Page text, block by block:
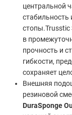
центральной
стабильность
в
прочность и
гибкости,
сохраняет
Внешняя
резиновой
DuraSponge